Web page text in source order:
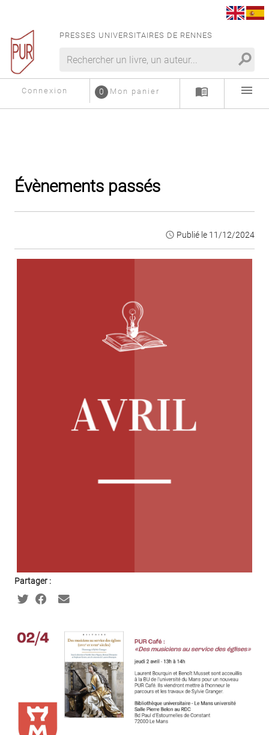
PRESSES UNIVERSITAIRES DE RENNES
search
Connexion Mon panier
0 menu_book menu
Évènements passés
access_time Publié le 11/12/2024
Partager :